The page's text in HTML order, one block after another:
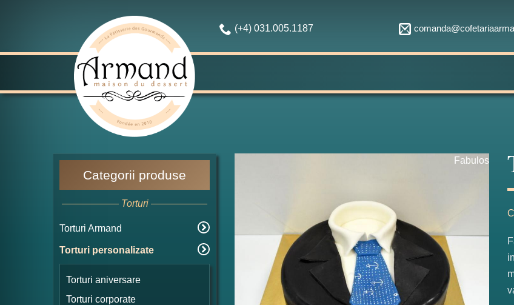
(+4) 031.005.1187
Categorii produse
Torturi
Torturi Armand
Torturi personalizate
Torturi aniversare
Torturi corporate
Fabulos